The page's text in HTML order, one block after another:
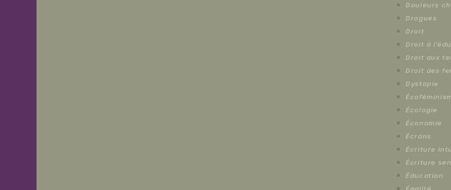
Douleurs
Drogues
Droit
Droit à
Droit aux
Droit des
Dystopie
Écologie
Économie
Écrans
Écriture
Écriture
Éducation